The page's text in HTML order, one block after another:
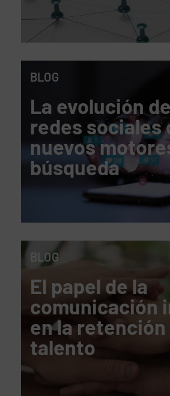
BLOG
La evolución
redes sociales
nuevos
búsqueda
BLOG
El papel de la
comunicación
en la retención
talento